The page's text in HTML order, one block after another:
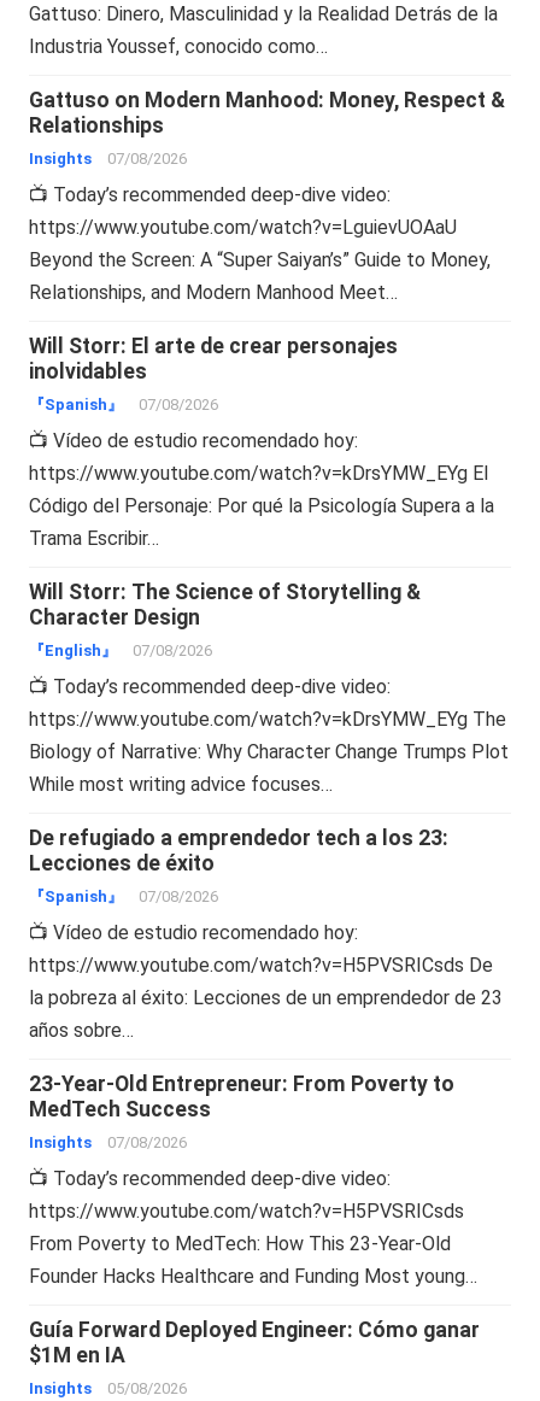
Gattuso: Dinero, Masculinidad y la Realidad Detrás de la
Industria Youssef, conocido como…
Gattuso on Modern Manhood: Money, Respect &
Relationships
Insights 07/08/2026
📺 Today’s recommended deep-dive video:
https://www.youtube.com/watch?v=LguievUOAaU
Beyond the Screen: A “Super Saiyan’s” Guide to Money,
Relationships, and Modern Manhood Meet…
Will Storr: El arte de crear personajes
inolvidables
『Spanish』 07/08/2026
📺 Vídeo de estudio recomendado hoy:
https://www.youtube.com/watch?v=kDrsYMW_EYg El
Código del Personaje: Por qué la Psicología Supera a la
Trama Escribir…
Will Storr: The Science of Storytelling &
Character Design
『English』 07/08/2026
📺 Today’s recommended deep-dive video:
https://www.youtube.com/watch?v=kDrsYMW_EYg The
Biology of Narrative: Why Character Change Trumps Plot
While most writing advice focuses…
De refugiado a emprendedor tech a los 23:
Lecciones de éxito
『Spanish』 07/08/2026
📺 Vídeo de estudio recomendado hoy:
https://www.youtube.com/watch?v=H5PVSRICsds De
la pobreza al éxito: Lecciones de un emprendedor de 23
años sobre…
23-Year-Old Entrepreneur: From Poverty to
MedTech Success
Insights 07/08/2026
📺 Today’s recommended deep-dive video:
https://www.youtube.com/watch?v=H5PVSRICsds
From Poverty to MedTech: How This 23-Year-Old
Founder Hacks Healthcare and Funding Most young…
Guía Forward Deployed Engineer: Cómo ganar
$1M en IA
Insights 05/08/2026